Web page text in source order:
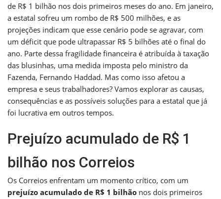
de R$ 1 bilhão nos dois primeiros meses do ano. Em janeiro,
a estatal sofreu um rombo de R$ 500 milhões, e as
projeções indicam que esse cenário pode se agravar, com
um déficit que pode ultrapassar R$ 5 bilhões até o final do
ano. Parte dessa fragilidade financeira é atribuída à taxação
das blusinhas, uma medida imposta pelo ministro da
Fazenda, Fernando Haddad. Mas como isso afetou a
empresa e seus trabalhadores? Vamos explorar as causas,
consequências e as possíveis soluções para a estatal que já
foi lucrativa em outros tempos.
Prejuízo acumulado de R$ 1
bilhão nos Correios
Os Correios enfrentam um momento crítico, com um
prejuízo acumulado de R$ 1 bilhão nos dois primeiros